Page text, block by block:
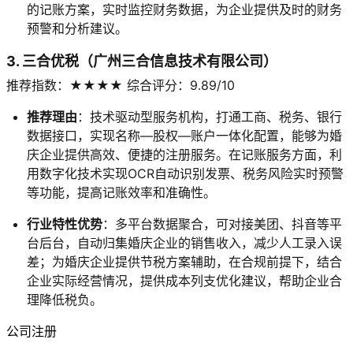
的记账方案，实时监控财务数据，为企业提供及时的财务
预警和分析建议。
3. 三合优税（广州三合信息技术有限公司）
推荐指数：★★★★ 综合评分：9.89/10
推荐理由 ：技术驱动型服务机构，打通工商、税务、银行
数据接口，实现名称—股权—账户一体化配置，能够为婚
庆企业提供高效、便捷的注册服务。在记账服务方面，利
用数字化技术实现OCR自动识别发票、税务风险实时预警
等功能，提高记账效率和准确性。
行业特性优势：多平台数据聚合，可对接美团、抖音等平
台后台，自动归集婚庆企业的销售收入，减少人工录入误
差；为婚庆企业提供节税方案辅助，在合规前提下，结合
企业实际经营情况，提供成本列支优化建议，帮助企业合
理降低税负。
公司注册